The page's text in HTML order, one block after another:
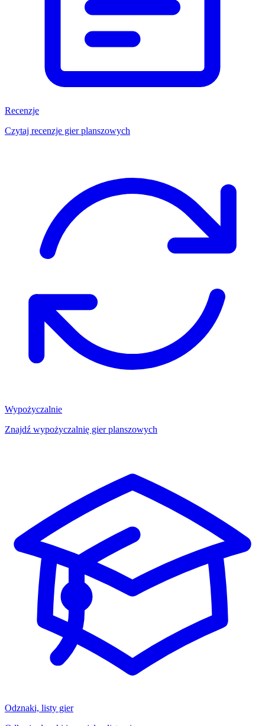
Recenzje
Czytaj recenzje gier planszowych
Wypożyczalnie
Znajdź wypożyczalnię gier planszowych
Odznaki, listy gier